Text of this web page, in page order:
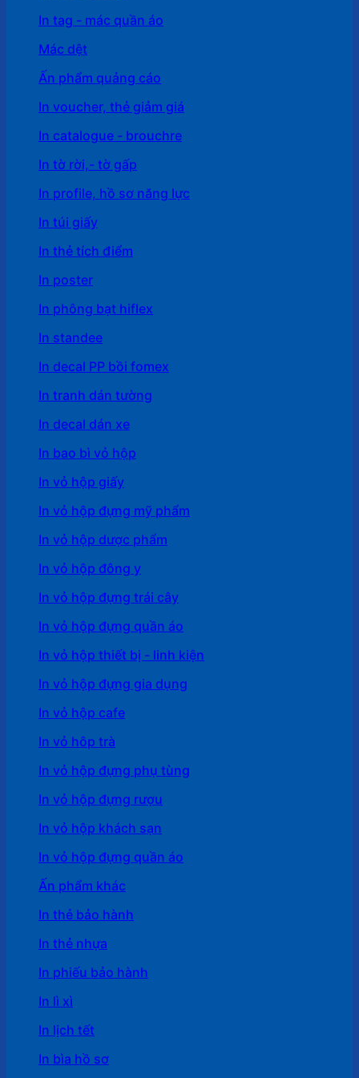
In tag - mác quần áo
Mác dệt
Ấn phẩm quảng cáo
In voucher, thẻ giảm giá
In catalogue - brouchre
In tờ rời,- tờ gấp
In profile, hồ sơ năng lực
In túi giấy
In thẻ tích điểm
In poster
In phông bạt hiflex
In standee
In decal PP bồi fomex
In tranh dán tường
In decal dán xe
In bao bì vỏ hộp
In vỏ hộp giấy
In vỏ hộp đựng mỹ phẩm
In vỏ hộp dược phẩm
In vỏ hộp đông y
In vỏ hộp đựng trái cây
In vỏ hộp đựng quần áo
In vỏ hộp thiết bị - linh kiện
In vỏ hộp đựng gia dụng
In vỏ hộp cafe
In vỏ hôp trà
In vỏ hộp đựng phụ tùng
In vỏ hộp đựng rượu
In vỏ hộp khách sạn
In vỏ hộp đựng quần áo
Ấn phẩm khác
In thẻ bảo hành
In thẻ nhựa
In phiếu bảo hành
In lì xì
In lịch tết
In bìa hồ sơ